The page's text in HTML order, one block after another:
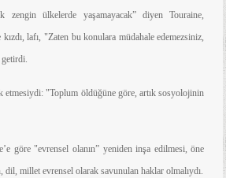
zengin ülkelerde yaşamayacak” diyen Touraine,
lafı, "Zaten bu konulara müdahale edemezsiniz,
getirdi.
etmesiydi: "Toplum öldüğüne göre, artık sosyolojinin
göre "evrensel olanın” yeniden inşa edilmesi, öne
dil, millet evrensel olarak savunulan haklar olmalıydı.